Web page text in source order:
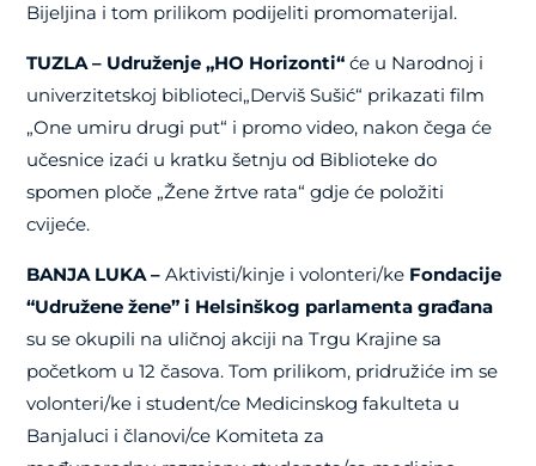
Bijeljina i tom prilikom podijeliti promomaterijal.
TUZLA – Udruženje „HO Horizonti“će u Narodnoj i
univerzitetskoj biblioteci„Derviš Sušić“ prikazati film
„One umiru drugi put“ i promo video, nakon čega će
učesnice izaći u kratku šetnju od Biblioteke do
spomen ploče „Žene žrtve rata“ gdje će položiti
cvijeće.
BANJA LUKA –Aktivisti/kinje i volonteri/ke Fondacije
“Udružene žene” i Helsinškog parlamenta građana
su se okupili na uličnoj akciji na Trgu Krajine sa
početkom u 12 časova. Tom prilikom, pridružiće im se
volonteri/ke i student/ce Medicinskog fakulteta u
Banjaluci i članovi/ce Komiteta za